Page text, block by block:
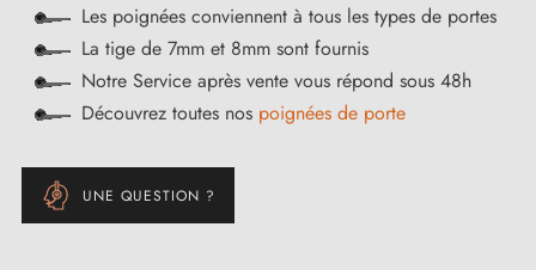
Les poignées conviennent à tous les types de portes
La tige de 7mm et 8mm sont fournis
Notre Service après vente vous répond sous 48h
Découvrez toutes nos poignées de porte
UNE QUESTION ?